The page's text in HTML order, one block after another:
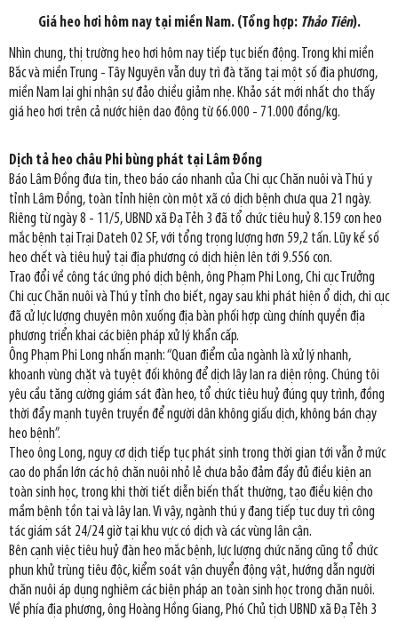
Giá heo hơi hôm nay tại miền Nam. (Tổng hợp: Thảo Tiên).
Nhìn chung, thị trường heo hơi hôm nay tiếp tục biến động. Trong khi miền
Bắc và miền Trung - Tây Nguyên vẫn duy trì đà tăng tại một số địa phương,
miền Nam lại ghi nhận sự đảo chiều giảm nhẹ. Khảo sát mới nhất cho thấy
giá heo hơi trên cả nước hiện dao động từ 66.000 - 71.000 đồng/kg.
Dịch tả heo châu Phi bùng phát tại Lâm Đồng
Báo Lâm Đồng đưa tin, theo báo cáo nhanh của Chi cục Chăn nuôi và Thú y
tỉnh Lâm Đồng, toàn tỉnh hiện còn một xã có dịch bệnh chưa qua 21 ngày.
Riêng từ ngày 8 - 11/5, UBND xã Đạ Tẻh 3 đã tổ chức tiêu huỷ 8.159 con heo
mắc bệnh tại Trại Dateh 02 SF, với tổng trọng lượng hơn 59,2 tấn. Lũy kế số
heo chết và tiêu huỷ tại địa phương có dịch hiện lên tới 9.556 con.
Trao đổi về công tác ứng phó dịch bệnh, ông Phạm Phi Long, Chi cục Trưởng
Chi cục Chăn nuôi và Thú y tỉnh cho biết, ngay sau khi phát hiện ổ dịch, chi cục
đã cử lực lượng chuyên môn xuống địa bàn phối hợp cùng chính quyền địa
phương triển khai các biện pháp xử lý khẩn cấp.
Ông Phạm Phi Long nhấn mạnh: “Quan điểm của ngành là xử lý nhanh,
khoanh vùng chặt và tuyệt đối không để dịch lây lan ra diện rộng. Chúng tôi
yêu cầu tăng cường giám sát đàn heo, tổ chức tiêu huỷ đúng quy trình, đồng
thời đẩy mạnh tuyên truyền để người dân không giấu dịch, không bán chạy
heo bệnh”.
Theo ông Long, nguy cơ dịch tiếp tục phát sinh trong thời gian tới vẫn ở mức
cao do phần lớn các hộ chăn nuôi nhỏ lẻ chưa bảo đảm đầy đủ điều kiện an
toàn sinh học, trong khi thời tiết diễn biến thất thường, tạo điều kiện cho
mầm bệnh tồn tại và lây lan. Vì vậy, ngành thú y đang tiếp tục duy trì công
tác giám sát 24/24 giờ tại khu vực có dịch và các vùng lân cận.
Bên cạnh việc tiêu huỷ đàn heo mắc bệnh, lực lượng chức năng cũng tổ chức
phun khử trùng tiêu độc, kiểm soát vận chuyển động vật, hướng dẫn người
chăn nuôi áp dụng nghiêm các biện pháp an toàn sinh học trong chăn nuôi.
Về phía địa phương, ông Hoàng Hồng Giang, Phó Chủ tịch UBND xã Đạ Tẻh 3